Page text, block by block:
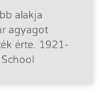
alakja
agyagot
érte. 1921-